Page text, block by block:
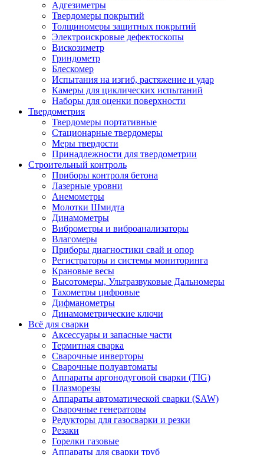
Адгезиметры
Твердомеры покрытий
Толщиномеры защитных покрытий
Электроискровые дефектоскопы
Вискозиметр
Гриндометр
Блескомер
Испытания на изгиб, растяжение и удар
Камеры для циклических испытаний
Наборы для оценки поверхности
Твердометрия
Твердомеры портативные
Стационарные твердомеры
Меры твердости
Принадлежности для твердометрии
Строительный контроль
Приборы контроля бетона
Лазерные уровни
Анемометры
Молотки Шмидта
Динамометры
Виброметры и виброанализаторы
Влагомеры
Приборы диагностики свай и опор
Регистраторы и системы мониторинга
Крановые весы
Высотомеры, Ультразвуковые Дальномеры
Тахометры цифровые
Дифманометры
Динамометрические ключи
Всё для сварки
Аксессуары и запасные части
Термитная сварка
Сварочные инверторы
Сварочные полуавтоматы
Аппараты аргонодуговой сварки (TIG)
Плазморезы
Аппараты автоматической сварки (SAW)
Сварочные генераторы
Редукторы для газосварки и резки
Резаки
Горелки газовые
Аппараты для сварки труб